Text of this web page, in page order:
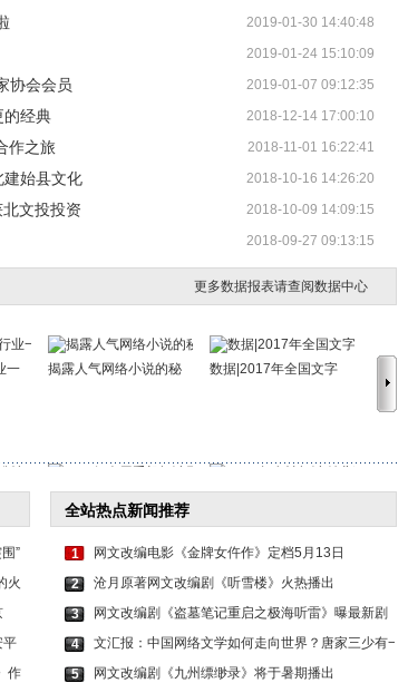
2019-01-30 14:40:48
2019-01-24 15:10:09
协会会员 2019-01-07 09:12:35
的经典 2018-12-14 17:00:10
作之旅 2018-11-01 16:22:41
建始县文化 2018-10-16 14:26:20
文投投资 2018-10-09 14:09:15
2018-09-27 09:13:15
更多数据报表请查阅数据中心
一 揭露人气网络小说的秘 数据|2017年全国文字
”
火
平
作
全站热点新闻推荐
1
网文改编电影《金牌女仵作》定档5月13日
2
沧月原著网文改编剧《听雪楼》火热播出
3
网文改编剧《盗墓笔记重启之极海听雷》曝最新剧
4
文汇报：中国网络文学如何走向世界？唐家三少有一个
5
网文改编剧《九州缥缈录》将于暑期播出